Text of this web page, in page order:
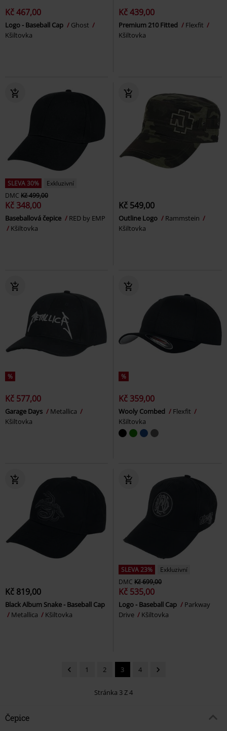
Kč 467,00
Logo - Baseball Cap
Ghost
Kšiltovka
Kč 439,00
Premium 210 Fitted
Flexfit
Kšiltovka
SLEVA 30%
Exkluzivní
DMC Kč 499,00
Kč 348,00
Baseballová čepice
RED by EMP
Kšiltovka
Kč 549,00
Outline Logo
Rammstein
Kšiltovka
%
Kč 577,00
Garage Days
Metallica
Kšiltovka
%
Kč 359,00
Wooly Combed
Flexfit
Kšiltovka
Kč 819,00
Black Album Snake - Baseball Cap
Metallica
Kšiltovka
SLEVA 23%
Exkluzivní
DMC Kč 699,00
Kč 535,00
Logo - Baseball Cap
Parkway
Drive
Kšiltovka
1 2 3 4
Stránka 3 Z 4
Čepice